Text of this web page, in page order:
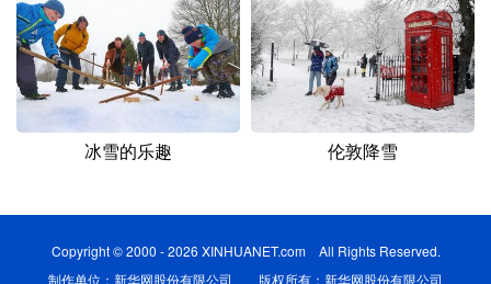
冰雪的乐趣 伦敦降雪
Copyright © 2000 - 2026 XINHUANET.com All Rights Reserved.
制作单位：新华网股份有限公司 版权所有：新华网股份有限公司